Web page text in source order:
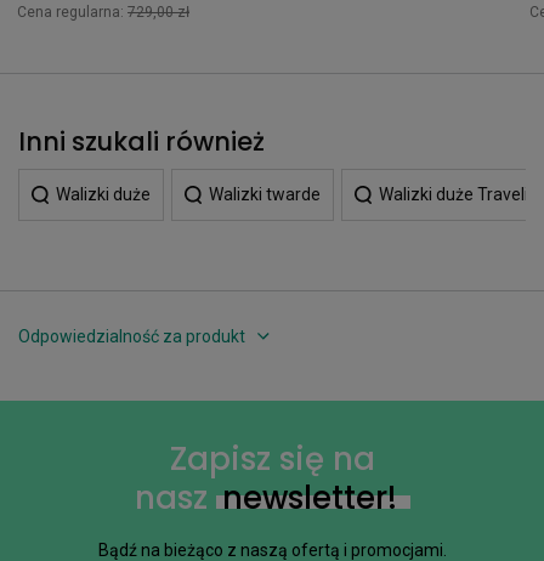
Cena regularna: 729,00 zł
Inni szukali również
Walizki duże Walizki twarde Walizki duże Travelite
Odpowiedzialność za produkt
Zapisz się na
nasz newsletter!
Bądź na bieżąco z naszą ofertą i promocjami.